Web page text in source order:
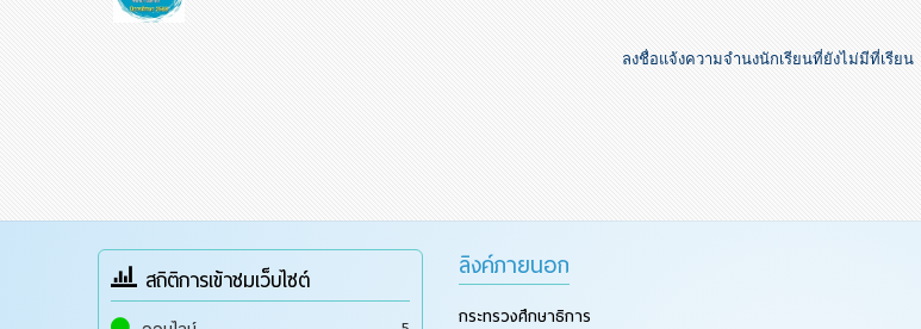
ลงชื่อแจ้งความจำนงนักเรียนที่ยังไม่มีที่เรียน
สถิติการเข้าชมเว็บไซต์ ลิงค์ภายนอก
กระทรวงศึกษาธิการ